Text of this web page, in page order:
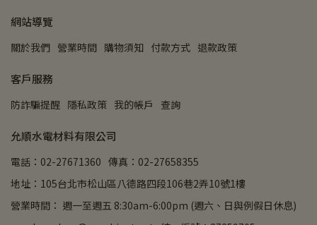
網站導覽
關於我們 營業時間 購物須知 付款方式 退款政策
客戶服務
防詐騙提醒 隱私政策 我的帳戶 查詢
允順水電材料有限公司
電話：02-27671360 傳真：02-27658355
地址：105台北市松山區八德路四段106巷2弄10號1樓
營業時間： 週一至週五 8:30am-6:00pm (週六、日與例假日休息)